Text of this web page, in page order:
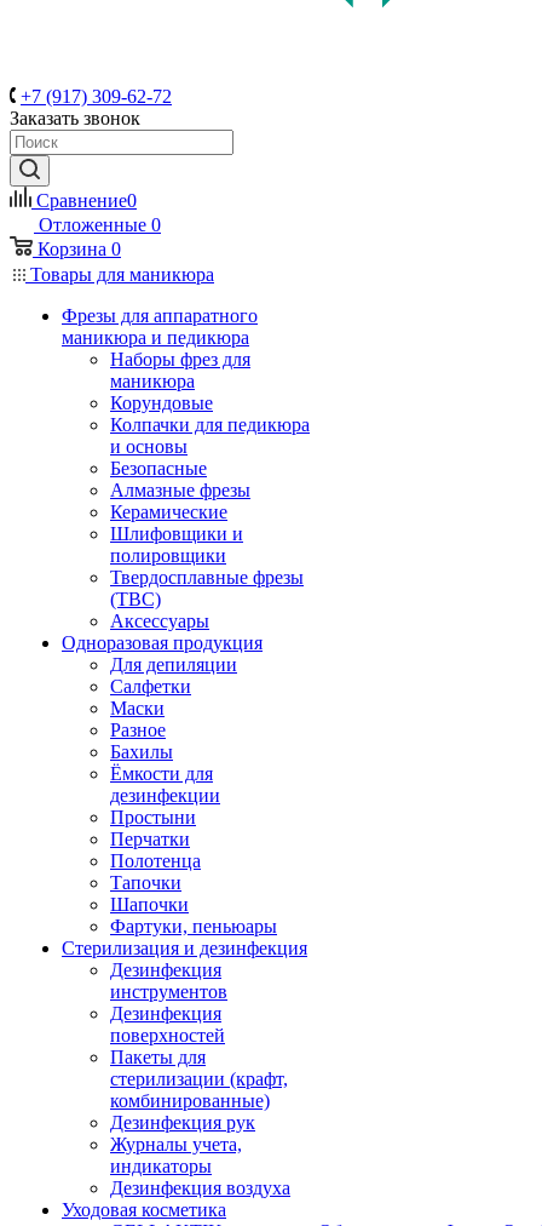
+7 (917) 309-62-72
Заказать звонок
Сравнение0
Отложенные 0
Корзина 0
Товары для маникюра
Фрезы для аппаратного
маникюра и педикюра
Наборы фрез для
маникюра
Корундовые
Колпачки для педикюра
и основы
Безопасные
Алмазные фрезы
Керамические
Шлифовщики и
полировщики
Твердосплавные фрезы
(ТВС)
Аксессуары
Одноразовая продукция
Для депиляции
Салфетки
Маски
Разное
Бахилы
Ёмкости для
дезинфекции
Простыни
Перчатки
Полотенца
Тапочки
Шапочки
Фартуки, пеньюары
Стерилизация и дезинфекция
Дезинфекция
инструментов
Дезинфекция
поверхностей
Пакеты для
стерилизации (крафт,
комбинированные)
Дезинфекция рук
Журналы учета,
индикаторы
Дезинфекция воздуха
Уходовая косметика